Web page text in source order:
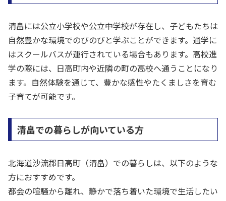
清畠には公立小学校や公立中学校が存在し、子どもたちは
自然豊かな環境でのびのびと学ぶことができます。通学に
はスクールバスが運行されている場合もあります。高校進
学の際には、日高町内や近隣の町の高校へ通うことになり
ます。自然体験を通じて、豊かな感性やたくましさを育む
子育てが可能です。
清畠での暮らしが向いている方
北海道沙流郡日高町（清畠）での暮らしは、以下のような
方におすすめです。
都会の喧騒から離れ、静かで落ち着いた環境で生活したい